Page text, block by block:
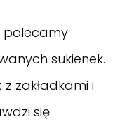
polecamy
sukienek.
zakładkami i
się